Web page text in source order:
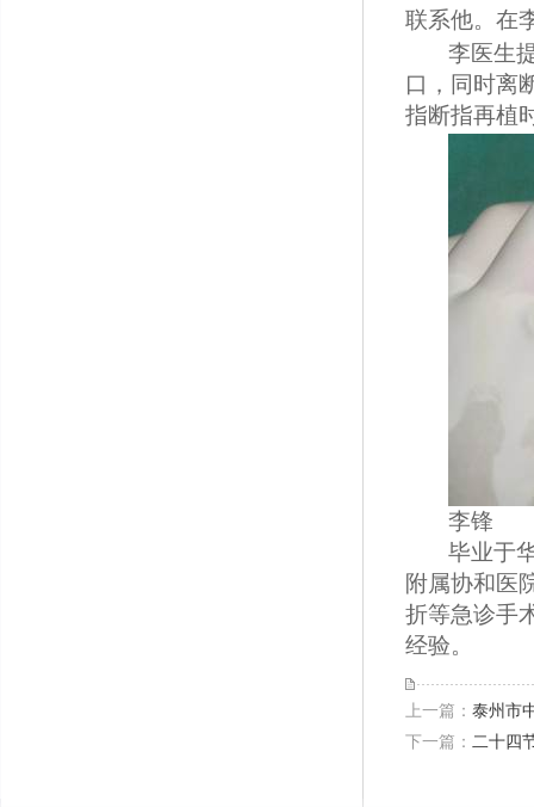
联系他。在
李医生
口，同时离
指断指再植
李锋
毕业于
附属协和医
折等急诊手
经验。
上一篇： 泰州市
下一篇： 二十四